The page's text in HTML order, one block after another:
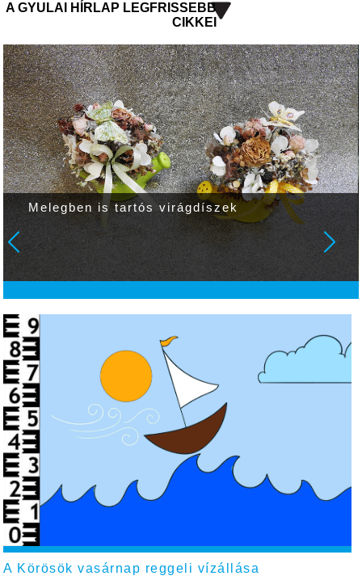
A GYULAI HÍRLAP LEGFRISSEBB
CIKKEI
Melegben is tartós virágdíszek
A Körösök vasárnap reggeli vízállása